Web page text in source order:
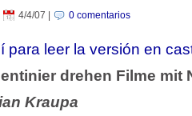
4/4/07 0 comentarios
para leer la versión en
drehen Filme mit
Kraupa